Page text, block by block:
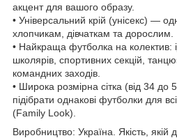
акцент для вашого образу.
• Універсальний крій (унісекс) —
хлопчикам, дівчаткам та дорослим.
• Найкраща футболка на колектив:
школярів, спортивних секцій,
командних заходів.
• Широка розмірна сітка (від 34 до
підібрати однакові футболки для
(Family Look).
Виробництво: Україна. Якість, якій